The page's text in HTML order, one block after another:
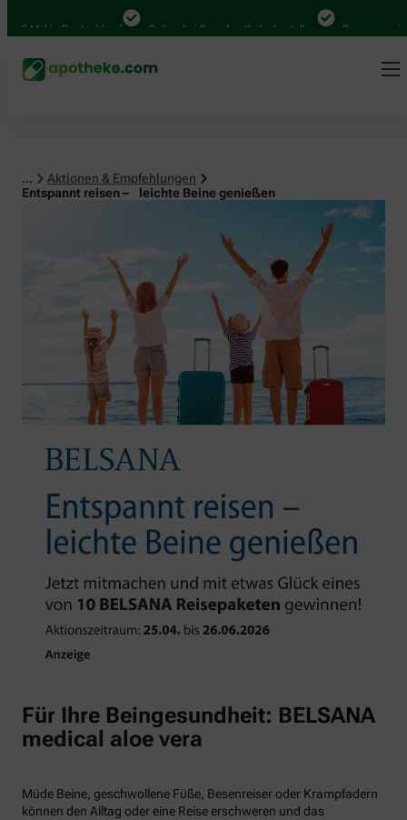
in Deutschland Online bei Ihrer Apotheke bestellen Bequem zwischen
...
Aktionen & Empfehlungen
Entspannt reisen – leichte Beine genießen
Für Ihre Beingesundheit: BELSANA
medical aloe vera
Müde Beine, geschwollene Füße, Besenreiser oder Krampfadern
können den Alltag oder eine Reise erschweren und das